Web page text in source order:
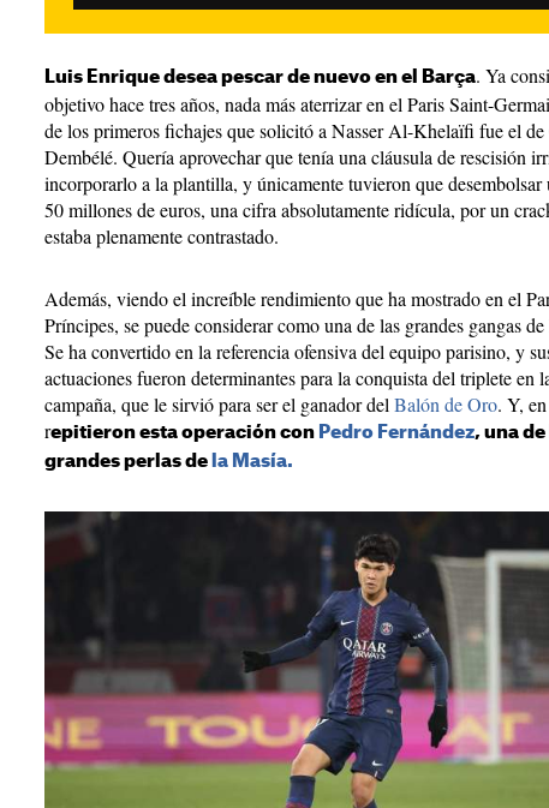
Luis Enrique desea pescar de nuevo en el Barça. Ya
objetivo hace tres años, nada más aterrizar en el Paris Saint-
de los primeros fichajes que solicitó a Nasser Al-Khelaïfi fue el de
Dembélé. Quería aprovechar que tenía una cláusula de rescisión
incorporarlo a la plantilla, y únicamente tuvieron que desembolsar
50 millones de euros, una cifra absolutamente ridícula, por un
estaba plenamente contrastado.
Además, viendo el increíble rendimiento que ha mostrado en el
Príncipes, se puede considerar como una de las grandes gangas
Se ha convertido en la referencia ofensiva del equipo parisino, y
actuaciones fueron determinantes para la conquista del triplete en
campaña, que le sirvió para ser el ganador del Balón de Oro. Y,
repitieron esta operación con Pedro Fernández, una de
grandes perlas de la Masía.